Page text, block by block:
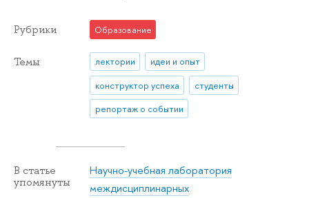
Рубрики Образование
Темы лектории
идеи и опыт
конструктор успеха
студенты
репортаж о событии
В статье
упомянуты
Научно-учебная лаборатория
междисциплинарных